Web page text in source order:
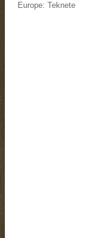
Europe: Teknete